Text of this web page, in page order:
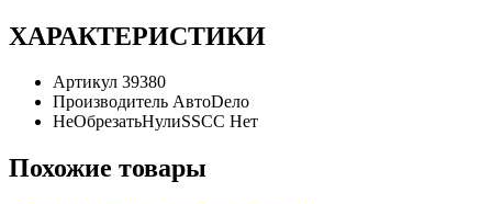
ХАРАКТЕРИСТИКИ
Артикул 39380
Производитель АвтоDело
НеОбрезатьНулиSSCC Нет
Похожие товары